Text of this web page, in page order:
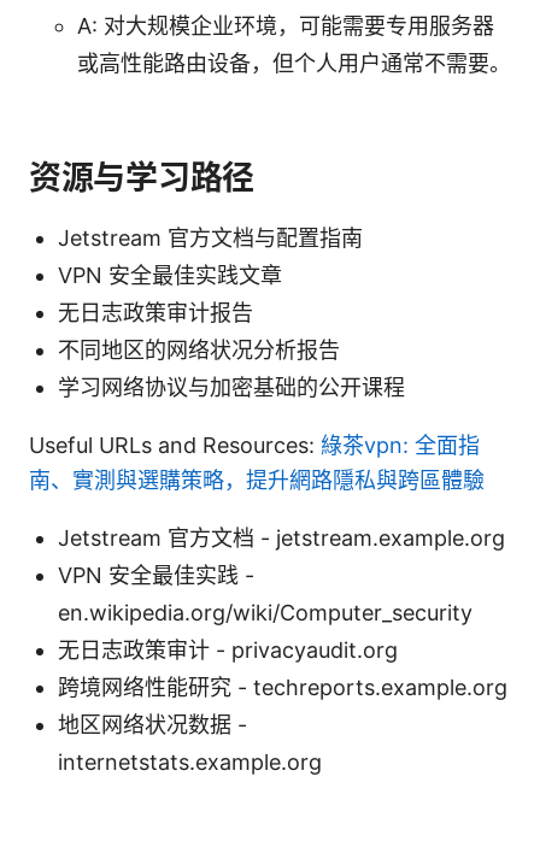
A: 对大规模企业环境，可能需要专用服务器
或高性能路由设备，但个人用户通常不需要。
资源与学习路径
Jetstream 官方文档与配置指南
VPN 安全最佳实践文章
无日志政策审计报告
不同地区的网络状况分析报告
学习网络协议与加密基础的公开课程
Useful URLs and Resources: 綠茶vpn: 全面指
南、實測與選購策略，提升網路隱私與跨區體驗
Jetstream 官方文档 - jetstream.example.org
VPN 安全最佳实践 -
en.wikipedia.org/wiki/Computer_security
无日志政策审计 - privacyaudit.org
跨境网络性能研究 - techreports.example.org
地区网络状况数据 -
internetstats.example.org